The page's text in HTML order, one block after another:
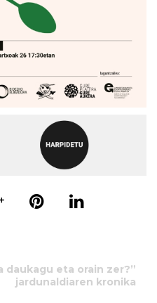
daukagu eta orain zer?”
jardunaldiaren kronika